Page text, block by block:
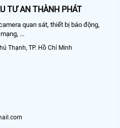
TƯ AN THÀNH PHÁT
quan sát, thiết bị báo động,
...
Thạnh, TP. Hồ Chí Minh